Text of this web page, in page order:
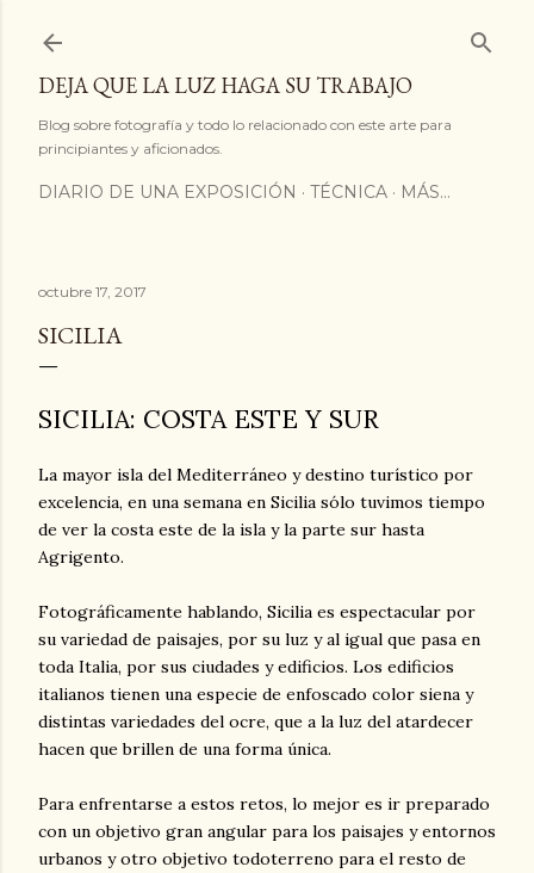
DEJA QUE LA LUZ HAGA SU TRABAJO
Blog sobre fotografía y todo lo relacionado con este arte para
principiantes y aficionados.
DIARIO DE UNA EXPOSICIÓN TÉCNICA MÁS…
octubre 17, 2017
SICILIA
SICILIA: COSTA ESTE Y SUR
La mayor isla del Mediterráneo y destino turístico por
excelencia, en una semana en Sicilia sólo tuvimos tiempo
de ver la costa este de la isla y la parte sur hasta
Agrigento.
Fotográficamente hablando, Sicilia es espectacular por
su variedad de paisajes, por su luz y al igual que pasa en
toda Italia, por sus ciudades y edificios. Los edificios
italianos tienen una especie de enfoscado color siena y
distintas variedades del ocre, que a la luz del atardecer
hacen que brillen de una forma única.
Para enfrentarse a estos retos, lo mejor es ir preparado
con un objetivo gran angular para los paisajes y entornos
urbanos y otro objetivo todoterreno para el resto de